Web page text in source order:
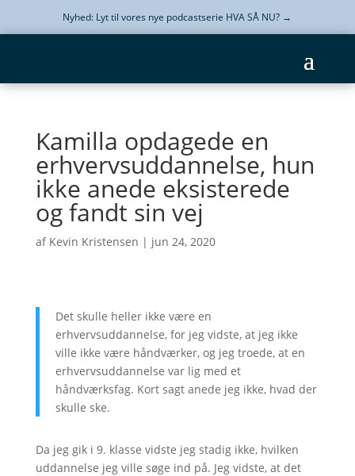
Nyhed: Lyt til vores nye podcastserie HVA SÅ NU? →
Kamilla opdagede en
erhvervsuddannelse, hun
ikke anede eksisterede
og fandt sin vej
af Kevin Kristensen | jun 24, 2020
Det skulle heller ikke være en
erhvervsuddannelse, for jeg vidste, at jeg ikke
ville ikke være håndværker, og jeg troede, at en
erhvervsuddannelse var lig med et
håndværksfag. Kort sagt anede jeg ikke, hvad der
skulle ske.
Da jeg gik i 9. klasse vidste jeg stadig ikke, hvilken
uddannelse jeg ville søge ind på. Jeg vidste, at det